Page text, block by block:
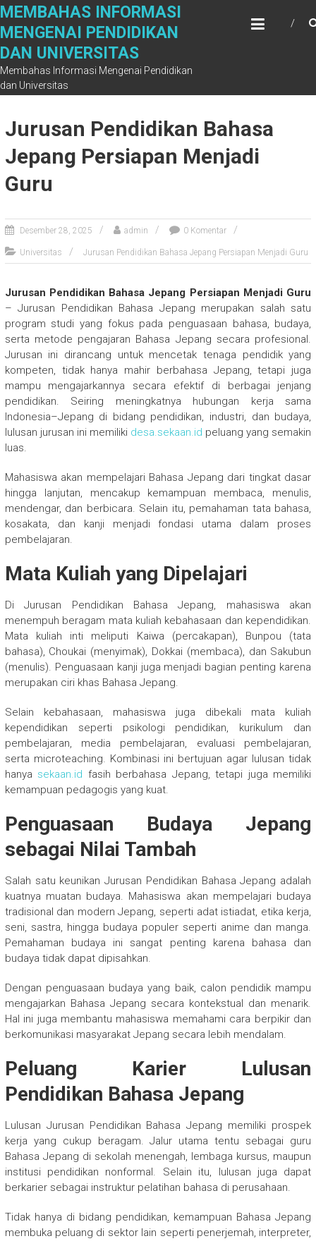
Skip
content
MEMBAHAS INFORMASI
MENGENAI PENDIDIKAN
DAN UNIVERSITAS
Membahas Informasi Mengenai Pendidikan
dan Universitas
Jurusan Pendidikan Bahasa
Jepang Persiapan Menjadi
Guru
Desember 28, 2025 admin 0 Komentar
Universitas Jurusan Pendidikan Bahasa Jepang Persiapan Menjadi Guru
Jurusan Pendidikan Bahasa Jepang Persiapan Menjadi Guru
– Jurusan Pendidikan Bahasa Jepang merupakan salah satu
program studi yang fokus pada penguasaan bahasa, budaya,
serta metode pengajaran Bahasa Jepang secara profesional.
Jurusan ini dirancang untuk mencetak tenaga pendidik yang
kompeten, tidak hanya mahir berbahasa Jepang, tetapi juga
mampu mengajarkannya secara efektif di berbagai jenjang
pendidikan. Seiring meningkatnya hubungan kerja sama
Indonesia–Jepang di bidang pendidikan, industri, dan budaya,
lulusan jurusan ini memiliki desa.sekaan.id peluang yang semakin
luas.
Mahasiswa akan mempelajari Bahasa Jepang dari tingkat dasar
hingga lanjutan, mencakup kemampuan membaca, menulis,
mendengar, dan berbicara. Selain itu, pemahaman tata bahasa,
kosakata, dan kanji menjadi fondasi utama dalam proses
pembelajaran.
Mata Kuliah yang Dipelajari
Di Jurusan Pendidikan Bahasa Jepang, mahasiswa akan
menempuh beragam mata kuliah kebahasaan dan kependidikan.
Mata kuliah inti meliputi Kaiwa (percakapan), Bunpou (tata
bahasa), Choukai (menyimak), Dokkai (membaca), dan Sakubun
(menulis). Penguasaan kanji juga menjadi bagian penting karena
merupakan ciri khas Bahasa Jepang.
Selain kebahasaan, mahasiswa juga dibekali mata kuliah
kependidikan seperti psikologi pendidikan, kurikulum dan
pembelajaran, media pembelajaran, evaluasi pembelajaran,
serta microteaching. Kombinasi ini bertujuan agar lulusan tidak
hanya sekaan.id fasih berbahasa Jepang, tetapi juga memiliki
kemampuan pedagogis yang kuat.
Penguasaan Budaya Jepang
sebagai Nilai Tambah
Salah satu keunikan Jurusan Pendidikan Bahasa Jepang adalah
kuatnya muatan budaya. Mahasiswa akan mempelajari budaya
tradisional dan modern Jepang, seperti adat istiadat, etika kerja,
seni, sastra, hingga budaya populer seperti anime dan manga.
Pemahaman budaya ini sangat penting karena bahasa dan
budaya tidak dapat dipisahkan.
Dengan penguasaan budaya yang baik, calon pendidik mampu
mengajarkan Bahasa Jepang secara kontekstual dan menarik.
Hal ini juga membantu mahasiswa memahami cara berpikir dan
berkomunikasi masyarakat Jepang secara lebih mendalam.
Peluang Karier Lulusan
Pendidikan Bahasa Jepang
Lulusan Jurusan Pendidikan Bahasa Jepang memiliki prospek
kerja yang cukup beragam. Jalur utama tentu sebagai guru
Bahasa Jepang di sekolah menengah, lembaga kursus, maupun
institusi pendidikan nonformal. Selain itu, lulusan juga dapat
berkarier sebagai instruktur pelatihan bahasa di perusahaan.
Tidak hanya di bidang pendidikan, kemampuan Bahasa Jepang
membuka peluang di sektor lain seperti penerjemah, interpreter,